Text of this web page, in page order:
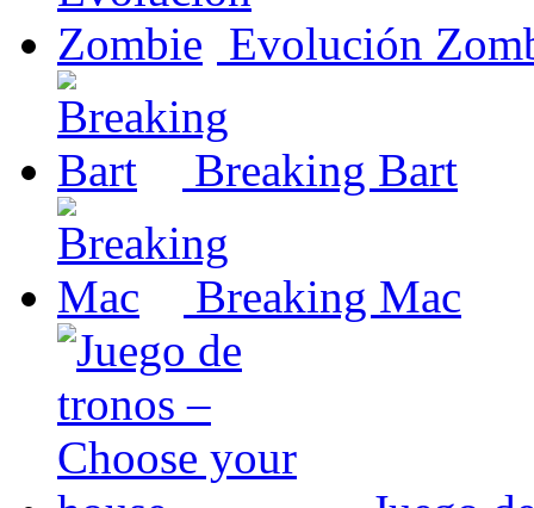
Evolución
Breaking Bart
Breaking Mac